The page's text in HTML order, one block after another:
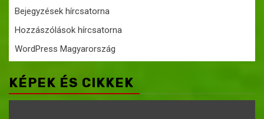
Bejegyzések hírcsatorna
Hozzászólások hírcsatorna
WordPress Magyarország
KÉPEK ÉS CIKKEK